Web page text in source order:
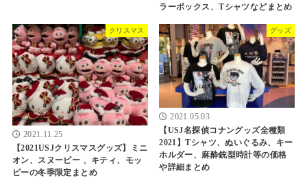
ラーボックス、Tシャツなどまとめ
クリスマス
2021.11.25
【2021USJクリスマスグッズ】ミニ
オン、スヌーピー 、キティ、モッ
ピーの冬季限定まとめ
グッズ
2021.05.03
【USJ名探偵コナングッズ全種類
2021】Tシャツ、ぬいぐるみ、キー
ホルダー、麻酔銃型時計等の価格
や詳細まとめ